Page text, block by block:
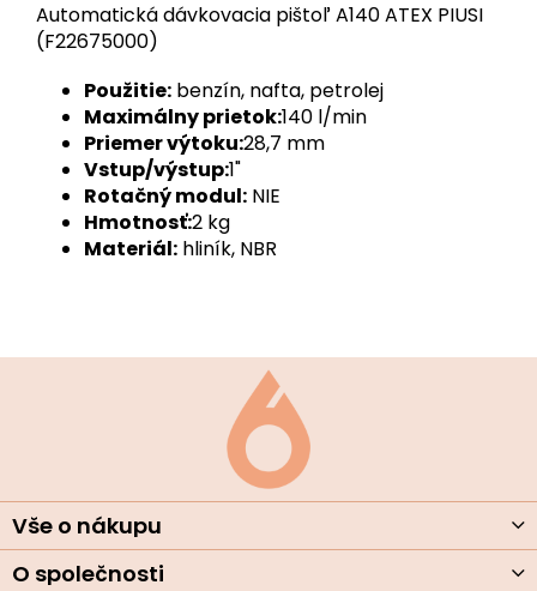
Automatická dávkovacia pištoľ A140 ATEX PIUSI
(F22675000)
Použitie: benzín, nafta, petrolej
Maximálny prietok:140 l/min
Priemer výtoku:28,7 mm
Vstup/výstup:1"
Rotačný modul: NIE
Hmotnosť:2 kg
Materiál: hliník, NBR
i
eVše o nákupu
O společnosti